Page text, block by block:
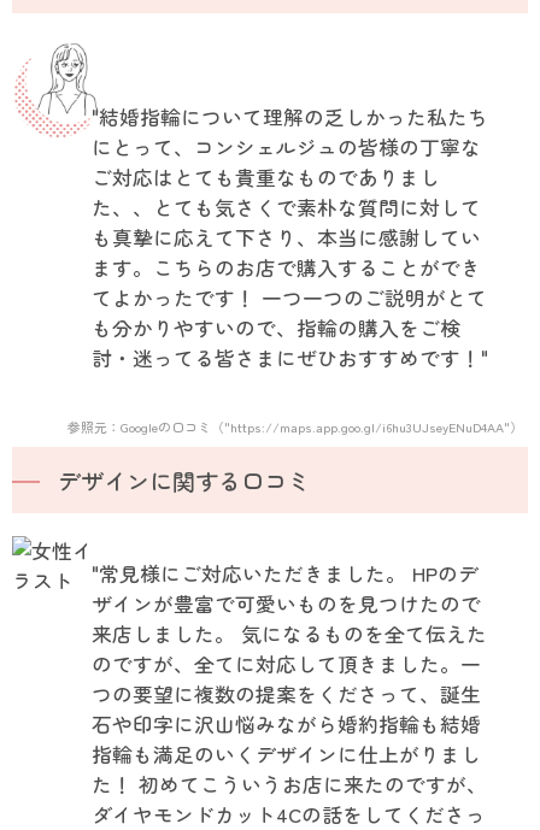
"結婚指輪について理解の乏しかった私たち
にとって、コンシェルジュの皆様の丁寧な
ご対応はとても貴重なものでありまし
た、、とても気さくで素朴な質問に対して
も真摯に応えて下さり、本当に感謝してい
ます。こちらのお店で購入することができ
てよかったです！ 一つ一つのご説明がとて
も分かりやすいので、指輪の購入をご検
討・迷ってる皆さまにぜひおすすめです！"
参照元：Googleの口コミ（"https://maps.app.goo.gl/i6hu3UJseyENuD4AA"）
デザインに関する口コミ
"常見様にご対応いただきました。 HPのデ
ザインが豊富で可愛いものを見つけたので
来店しました。 気になるものを全て伝えた
のですが、全てに対応して頂きました。一
つの要望に複数の提案をくださって、誕生
石や印字に沢山悩みながら婚約指輪も結婚
指輪も満足のいくデザインに仕上がりまし
た！ 初めてこういうお店に来たのですが、
ダイヤモンドカット4Cの話をしてくださっ